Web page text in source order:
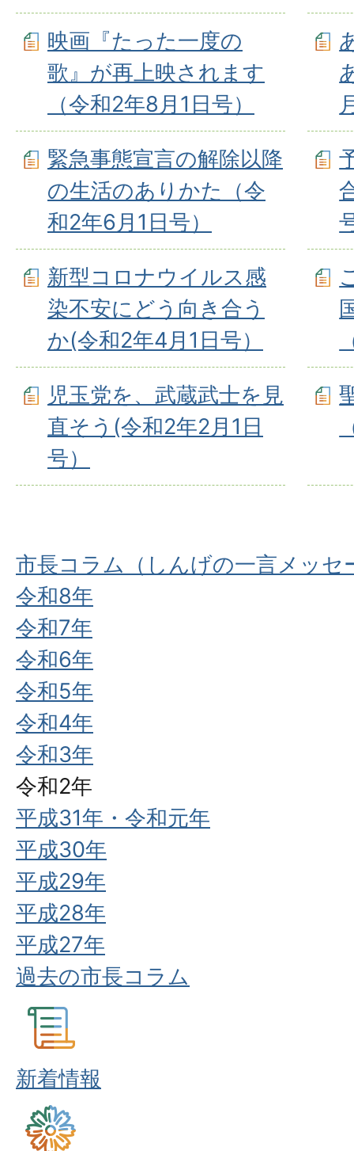
映画『たった⼀度の
歌』が再上映されます
（令和2年8月1日号）
緊急事態宣言の解除以降
の生活のありかた（令
和2年6月1日号）
新型コロナウイルス感
染不安にどう向き合う
か(令和2年4月1日号）
児玉党を、武蔵武士を見
直そう(令和2年2月1日
号）
市長コラム（しんげの一言メッセ
令和8年
令和7年
令和6年
令和5年
令和4年
令和3年
令和2年
平成31年・令和元年
平成30年
平成29年
平成28年
平成27年
過去の市長コラム
新着情報